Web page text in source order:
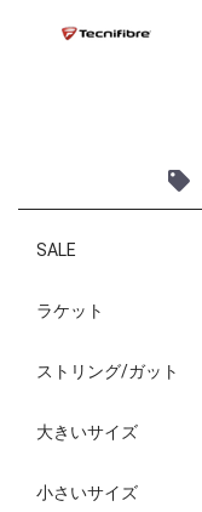
SALE
ラケット
ストリング/ガット
大きいサイズ
小さいサイズ